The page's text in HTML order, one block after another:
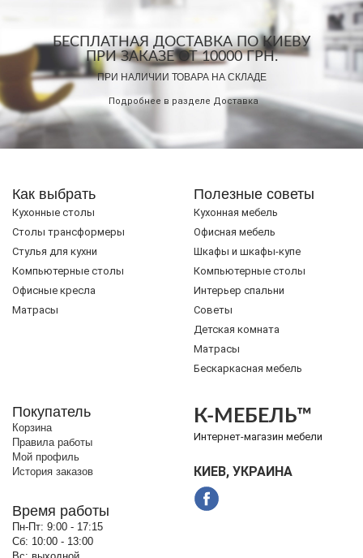
БЕСПЛАТНАЯ ДОСТАВКА ПО КИЕВУ
ПРИ ЗАКАЗЕ ОТ 10000 ГРН.
ПРИ НАЛИЧИИ ТОВАРА НА СКЛАДЕ
Подробнее в разделе Доставка
Как выбрать
Кухонные столы
Cтолы трансформеры
Стулья для кухни
Компьютерные столы
Офисные кресла
Матрасы
Полезные советы
Кухонная мебель
Офисная мебель
Шкафы и шкафы-купе
Компьютерные столы
Интерьер спальни
Советы
Детская комната
Матрасы
Бескаркасная мебель
Покупатель
Корзина
Правила работы
Мой профиль
История заказов
Время работы
Пн-Пт: 9:00 - 17:15
Сб: 10:00 - 13:00
К-МЕБЕЛЬ™
Интернет-магазин мебели
КИЕВ, УКРАИНА